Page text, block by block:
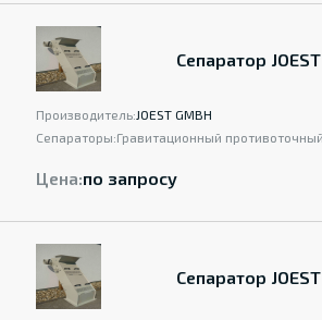
Сепаратор
Производитель:JOEST GMBH
Сепараторы:Гравитационный
Цена:по запросу
Сепаратор